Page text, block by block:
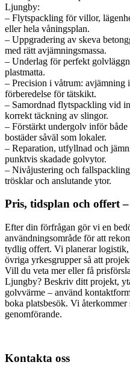
Ljungby:
– Flytspackling för villor,
eller hela våningsplan.
– Uppgradering av skeva
med rätt avjämningsmassa.
– Underlag för perfekt
plastmatta.
– Precision i våtrum: avjämning
förberedelse för tätskikt.
– Samordnad flytspackling vid
korrekt täckning av slingor.
– Förstärkt undergolv inför
bostäder såväl som lokaler.
– Reparation, utfyllnad och
punktvis skadade golvytor.
– Nivåjustering och
trösklar och anslutande ytor.
Pris, tidsplan och offert
Efter din förfrågan gör vi en
användningsområde för att
tydlig offert. Vi planerar
övriga yrkesgrupper så att
Vill du veta mer eller få
Ljungby? Beskriv ditt projekt,
golvvärme – använd
boka platsbesök. Vi
genomförande.
Kontakta oss